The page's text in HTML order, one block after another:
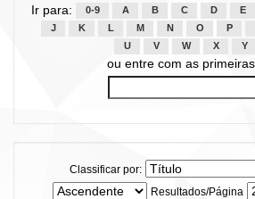
Ir para: 0-9 A B C D E
J
K L M N O P
U
V W X Y
ou entre com as
Classificar por:
Resultados/Página